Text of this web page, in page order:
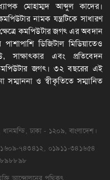
মোহাম্মদ আব্দুল কাদের।
নামক যন্ত্রটিকে সাধারণ
কমপিউটার জগৎ এর অবদান
পাশাপাশি ডিজিটাল মিডিয়াতেও
সাক্ষাৎকার এবং প্রতিবেদন
জগৎ। ৩২ বছরের এই
সম্মাননা ও স্বীকৃতিতে সম্মানিত
ঢাকা - ১২০৯, বাংলাদেশ।
৭৪৩৪১২, ০১৯১১-৩৪১৬৫৪
আন্দোলনের পথিকৃৎ